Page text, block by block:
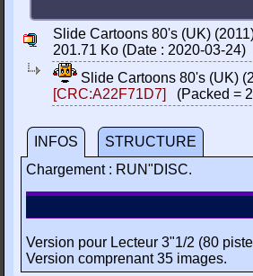
Slide Cartoons 80's (UK)
201.71 Ko (Date : 2020-03-24)
Slide Cartoons 80's (UK)
[CRC:A22F71D7]
(Packed =
INFOS
STRUCTURE
Chargement : RUN"DISC.
Version pour Lecteur 3"1/2 (80
Version comprenant 35 images.